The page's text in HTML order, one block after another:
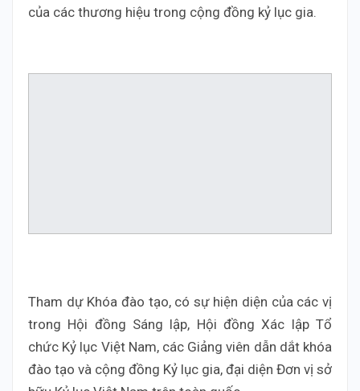
của các thương hiệu trong cộng đồng kỷ lục gia.
Tham dự Khóa đào tạo, có sự hiện diện của các vị
trong Hội đồng Sáng lập, Hội đồng Xác lập Tổ
chức Kỷ lục Việt Nam, các Giảng viên dẫn dắt khóa
đào tạo và cộng đồng Kỷ lục gia, đại diện Đơn vị sở